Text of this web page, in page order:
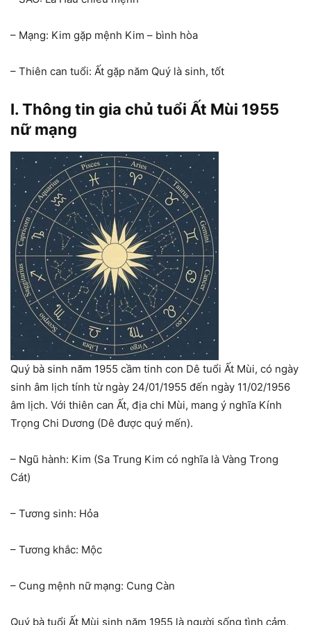
– Mạng: Kim gặp mệnh Kim – bình hòa
– Thiên can tuổi: Ất gặp năm Quý là sinh, tốt
I. Thông tin gia chủ tuổi Ất Mùi 1955
nữ mạng
Quý bà sinh năm 1955 cầm tinh con Dê tuổi Ất Mùi, có ngày
sinh âm lịch tính từ ngày 24/01/1955 đến ngày 11/02/1956
âm lịch. Với thiên can Ất, địa chi Mùi, mang ý nghĩa Kính
Trọng Chi Dương (Dê được quý mến).
– Ngũ hành: Kim (Sa Trung Kim có nghĩa là Vàng Trong
Cát)
– Tương sinh: Hỏa
– Tương khắc: Mộc
– Cung mệnh nữ mạng: Cung Càn
Quý bà tuổi Ất Mùi sinh năm 1955 là người sống tình cảm,